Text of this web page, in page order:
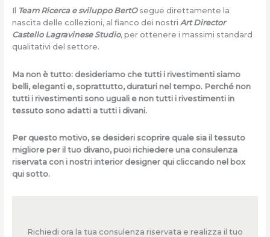
Il Team Ricerca e sviluppo BertOsegue direttamente la
nascita delle collezioni, al fianco dei nostri Art Director
Castello Lagravinese Studio, per ottenere i massimi standard
qualitativi del settore.
Ma non è tutto: desideriamo che tutti i rivestimenti siamo
belli, eleganti e, soprattutto, duraturi nel tempo. Perché non
tutti i rivestimenti sono uguali e non tutti i rivestimenti in
tessuto sono adatti a tutti i divani.
Per questo motivo, se desideri scoprire quale sia il tessuto
migliore per il tuo divano, puoi richiedere una consulenza
riservata con i nostri interior designer qui cliccando nel box
qui sotto.
Richiedi ora la tua consulenza riservata e realizza il tuo